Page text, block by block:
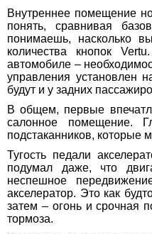
Внутреннее помещение
понять, сравнивая
понимаешь, насколько
количества кнопок
автомобиле –
управления установлен
будут и у задних
В общем, первые
салонное помещение.
подстаканников, которые
Тугость педали
подумал даже, что
неспешное
акселератор. Это как
затем – огонь и срочная
тормоза.